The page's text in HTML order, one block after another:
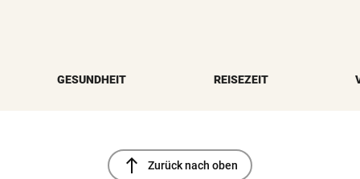
GESUNDHEIT REISEZEIT
north Zurück nach oben